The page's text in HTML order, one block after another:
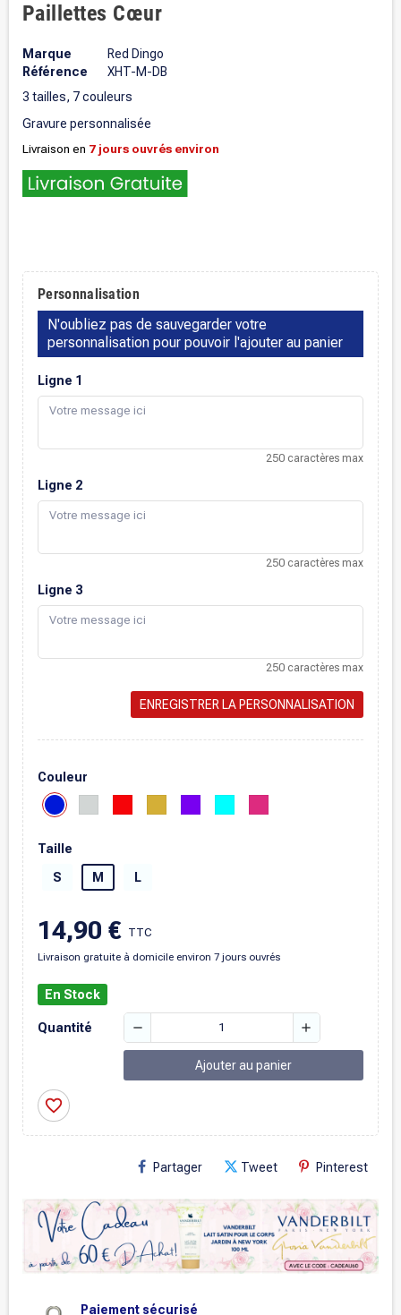
Paillettes Cœur
Marque
Red Dingo
Référence
XHT-M-DB
3 tailles, 7 couleurs
Gravure personnalisée
Livraison en 7 jours ouvrés environ
Personnalisation
N'oubliez pas de sauvegarder votre
personnalisation pour pouvoir l'ajouter au panier
Ligne 1
250 caractères max
Ligne 2
250 caractères max
Ligne 3
250 caractères max
ENREGISTRER LA PERSONNALISATION
Couleur
Taille
S
M L
14,90 € TTC
Livraison gratuite à domicile environ 7 jours ouvrés
En Stock
Quantité remove add
Ajouter au panier
favorite_border
Partager Tweet Pinterest
Paiement sécurisé